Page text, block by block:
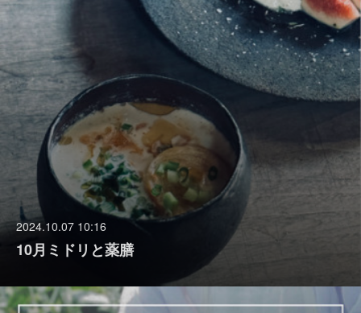
2024.10.07 10:16
10月ミドリと薬膳